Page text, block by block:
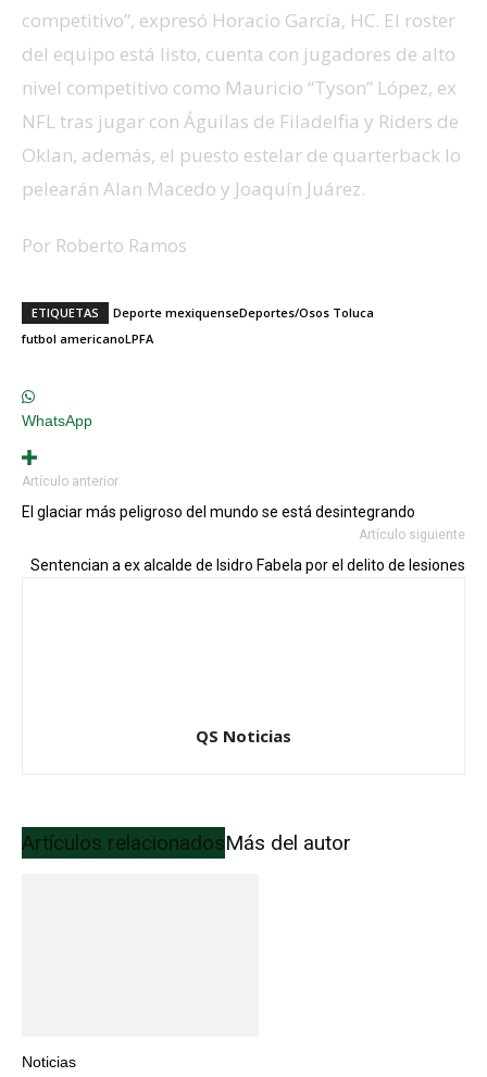
competitivo”, expresó Horacio García, HC. El roster
del equipo está listo, cuenta con jugadores de alto
nivel competitivo como Mauricio “Tyson” López, ex
NFL tras jugar con Águilas de Filadelfia y Riders de
Oklan, además, el puesto estelar de quarterback lo
pelearán Alan Macedo y Joaquín Juárez.
Por Roberto Ramos
ETIQUETAS Deporte mexiquenseDeportes/Osos Toluca
futbol americanoLPFA
WhatsApp
Artículo anterior
El glaciar más peligroso del mundo se está desintegrando
Artículo siguiente
Sentencian a ex alcalde de Isidro Fabela por el delito de lesiones
QS Noticias
Artículos relacionadosMás del autor
Noticias